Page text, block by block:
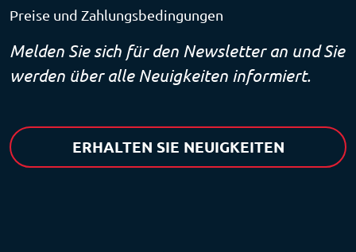
Preise und Zahlungsbedingungen
Melden Sie sich für den Newsletter an und Sie
werden über alle Neuigkeiten informiert.
ERHALTEN SIE NEUIGKEITEN